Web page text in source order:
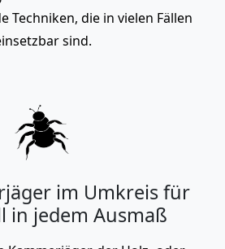
Techniken, die in vielen Fällen
sind.
im Umkreis für
in jedem Ausmaß